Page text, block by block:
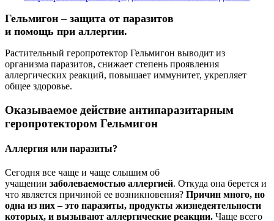
Гельмигон – защита от паразитов
и помощь при аллергии.
Растительный геропротектор Гельмигон выводит из
организма паразитов, снижает степень проявления
аллергических реакций, повышает иммунитет, укрепляет
общее здоровье.
Оказываемое действие антипаразитарным
геропротектором Гельмигон
Аллергия или паразиты?
Сегодня все чаще и чаще слышим об
учащении заболеваемостью аллергией. Откуда она берется и
что является причиной ее возникновения? Причин много, но
одна из них – это паразиты, продукты жизнедеятельности
которых, и вызывают аллергические реакции. Чаще всего